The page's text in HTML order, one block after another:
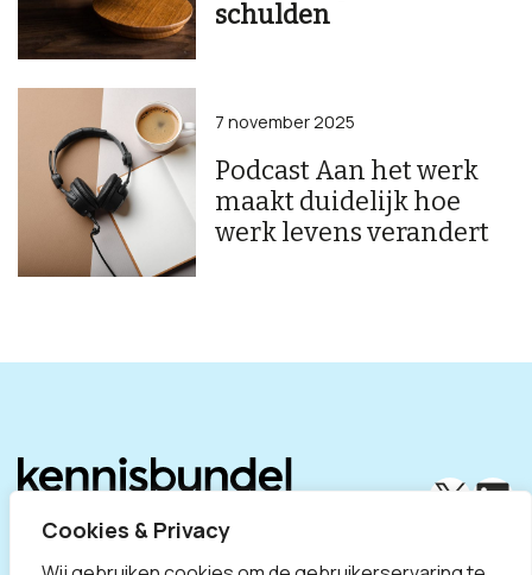
Cookies & Privacy
schulden
Podcast Aan het werk
maakt duidelijk hoe
werk levens verandert
7 november 2025
X